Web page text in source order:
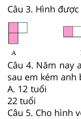
Câu 3. Hình
Câu 4. Năm nay
sau em kém anh
A. 12
22 tuổi D.
Câu 5. Cho hình